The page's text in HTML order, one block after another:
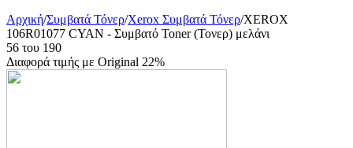
Αρχική/Συμβατά Τόνερ/Xerox Συμβατά Τόνερ/XEROX
106R01077 CYAN - Συμβατό Toner (Τονερ) μελάνι
56 του 190
Διαφορά τιμής με Original 22%